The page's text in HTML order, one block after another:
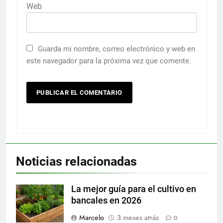
Web
Guarda mi nombre, correo electrónico y web en
este navegador para la próxima vez que comente.
Noticias relacionadas
La mejor guía para el cultivo en
bancales en 2026
Marcelo
3 meses atrás 0